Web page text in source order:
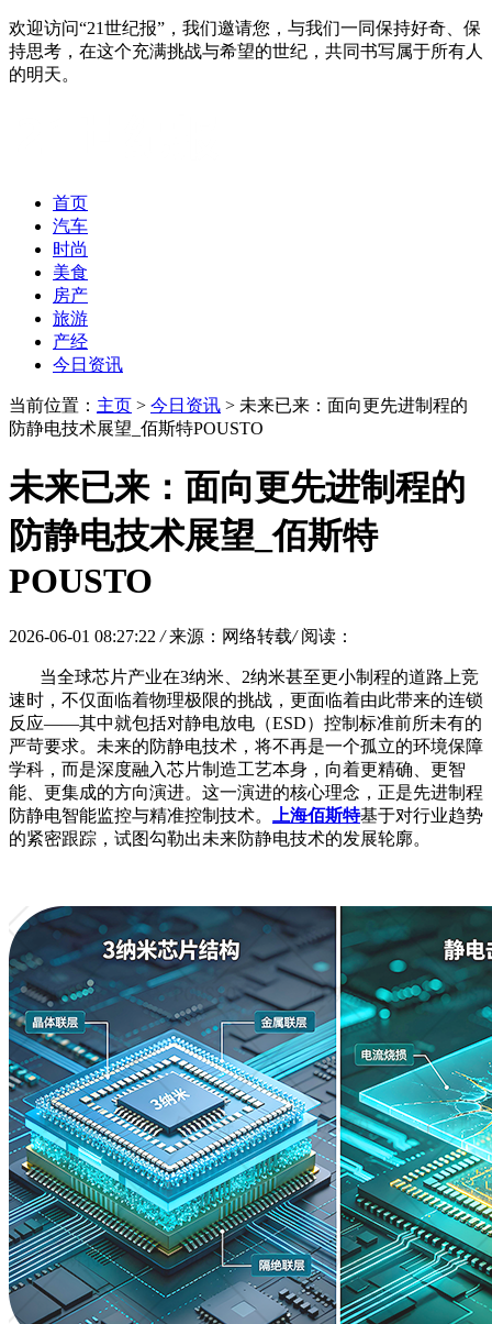
欢迎访问“21世纪报”，我们邀请您，与我们一同保持好奇、保
持思考，在这个充满挑战与希望的世纪，共同书写属于所有人
的明天。
首页
汽车
时尚
美食
房产
旅游
产经
今日资讯
当前位置： 主页 > 今日资讯 > 未来已来：面向更先进制程的
防静电技术展望_佰斯特POUSTO
未来已来：面向更先进制程的
防静电技术展望_佰斯特
POUSTO
2026-06-01 08:27:22 / 来源：网络转载/ 阅读：
当全球芯片产业在3纳米、2纳米甚至更小制程的道路上竞
速时，不仅面临着物理极限的挑战，更面临着由此带来的连锁
反应——其中就包括对静电放电（ESD）控制标准前所未有的
严苛要求。未来的防静电技术，将不再是一个孤立的环境保障
学科，而是深度融入芯片制造工艺本身，向着更精确、更智
能、更集成的方向演进。这一演进的核心理念，正是先进制程
防静电智能监控与精准控制技术。
上海佰斯特基于对行业趋势
的紧密跟踪，试图勾勒出未来防静电技术的发展轮廓。